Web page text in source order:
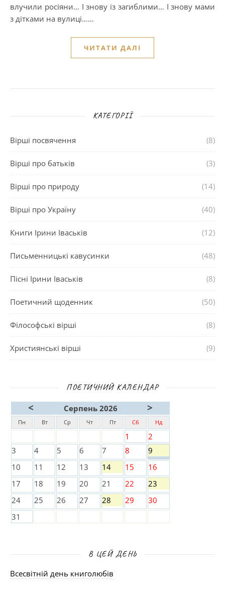
влучили росіяни… І знову із загиблими… І знову мами
з дітками на вулиці……
ЧИТАТИ ДАЛІ
КАТЕГОРІЇ
Вірші посвячення (8)
Вірші про батьків (3)
Вірші про природу (14)
Вірші про Україну (40)
Книги Ірини Іваськів (12)
Письменницькі кавусинки (48)
Пісні Ірини Іваськів (8)
Поетичний щоденник (50)
Філософські вірші (8)
Християнські вірші (9)
ПОЕТИЧНИЙ КАЛЕНДАР
< Серпень 2026 >
Пн Вт Ср Чт Пт Сб Нд
1
2
3
4 5 6 7 8
9
10
11 12 13 14 15
16
17
18 19 20 21 22
23
24
25 26 27 28 29
30
31
В ЦЕЙ ДЕНЬ
Всесвітній день книголюбів